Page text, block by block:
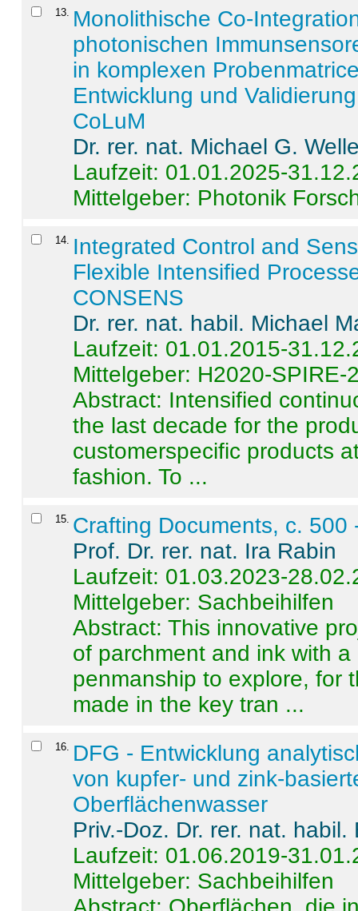
13
Monolithische Co-
photonischen
in komplexen
Entwicklung und
CoLuM
Dr. rer. nat. Michael G.
Laufzeit: 01.01.2025-
Mittelgeber: Photonik
14
Integrated Control and
Flexible Intensified
CONSENS
Dr. rer. nat. habil. Michael
Laufzeit: 01.01.2015-
Mittelgeber: H2020-SPIRE-
Abstract: Intensified
the last decade for the
customerspecific products
fashion. To ...
15 Crafting Documents, c. 500
Prof. Dr. rer. nat. Ira Rabin
Laufzeit: 01.03.2023-
Mittelgeber: Sachbeihilfen
Abstract:This innovative
of parchment and ink with
penmanship to explore, for
made in the key tran ...
16
DFG - Entwicklung
von kupfer- und zink-
Oberflächenwasser
Priv.-Doz. Dr. rer. nat.
Laufzeit: 01.06.2019-
Mittelgeber: Sachbeihilfen